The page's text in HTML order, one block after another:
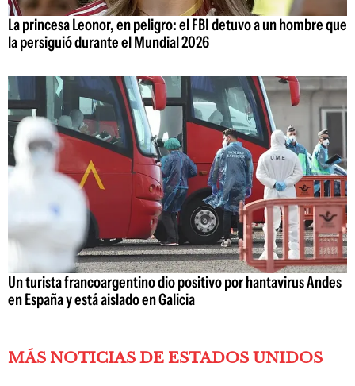
La princesa Leonor, en peligro: el FBI detuvo a un hombre que
la persiguió durante el Mundial 2026
Un turista francoargentino dio positivo por hantavirus Andes
en España y está aislado en Galicia
MÁS NOTICIAS DE ESTADOS UNIDOS